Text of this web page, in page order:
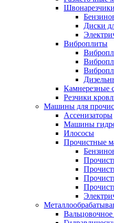
Швонарезчики
Диски
Виброплиты
Камнерезные
Резчики
Машины для
Ассенизаторы
Машины
Илососы
Прочистные